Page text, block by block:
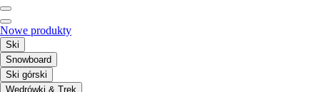
Nowe produkty
Ski
Snowboard
Ski górski
Wędrówki & Trek